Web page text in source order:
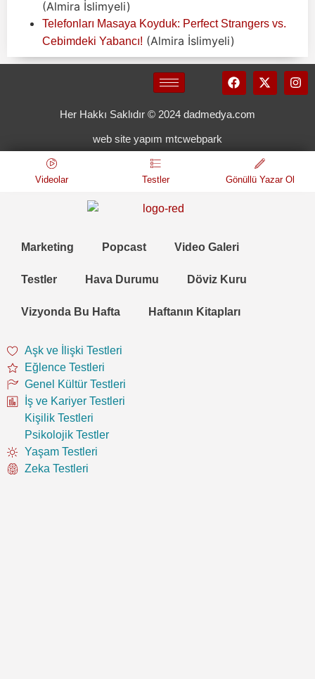
(Almira İslimyeli)
Telefonları Masaya Koyduk: Perfect Strangers vs.
Cebimdeki Yabancı! (Almira İslimyeli)
Her Hakkı Saklıdır © 2024 dadmedya.com
web site yapım mtcwebpark
Videolar Testler Gönüllü Yazar Ol
Marketing Popcast Video Galeri
Testler Hava Durumu Döviz Kuru
Vizyonda Bu Hafta Haftanın Kitapları
Aşk ve İlişki Testleri
Eğlence Testleri
Genel Kültür Testleri
İş ve Kariyer Testleri
Kişilik Testleri
Psikolojik Testler
Yaşam Testleri
Zeka Testleri